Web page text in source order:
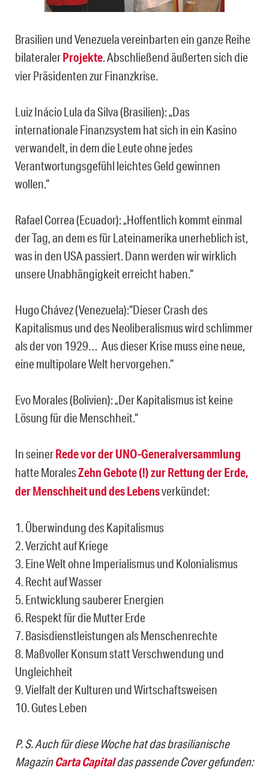
Brasilien und Venezuela vereinbarten ein ganze Reihe
bilateralerProjekte. Abschließend äußerten sich die
vier Präsidenten zur Finanzkrise.
Luiz Inácio Lula da Silva (Brasilien): „Das
internationale Finanzsystem hat sich in ein Kasino
verwandelt, in dem die Leute ohne jedes
Verantwortungsgefühl leichtes Geld gewinnen
wollen.“
Rafael Correa (Ecuador): „Hoffentlich kommt einmal
der Tag, an dem es für Lateinamerika unerheblich ist,
was in den USA passiert. Dann werden wir wirklich
unsere Unabhängigkeit erreicht haben.“
Hugo Chávez (Venezuela):“Dieser Crash des
Kapitalismus und des Neoliberalismus wird schlimmer
als der von 1929… Aus dieser Krise muss eine neue,
eine multipolare Welt hervorgehen.“
Evo Morales (Bolivien): „Der Kapitalismus ist keine
Lösung für die Menschheit.“
In seinerRede vor der UNO-Generalversammlung
hatte MoralesZehn Gebote (!) zur Rettung der Erde,
der Menschheit und des Lebensverkündet:
1. Überwindung des Kapitalismus
2. Verzicht auf Kriege
3. Eine Welt ohne Imperialismus und Kolonialismus
4. Recht auf Wasser
5. Entwicklung sauberer Energien
6. Respekt für die Mutter Erde
7. Basisdienstleistungen als Menschenrechte
8. Maßvoller Konsum statt Verschwendung und
Ungleichheit
9. Vielfalt der Kulturen und Wirtschaftsweisen
10. Gutes Leben
P. S. Auch für diese Woche hat das brasilianische
MagazinCarta Capitaldas passende Cover gefunden: